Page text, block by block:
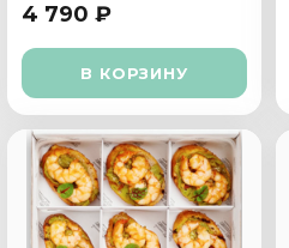
4 790 ₽
В КОРЗИНУ